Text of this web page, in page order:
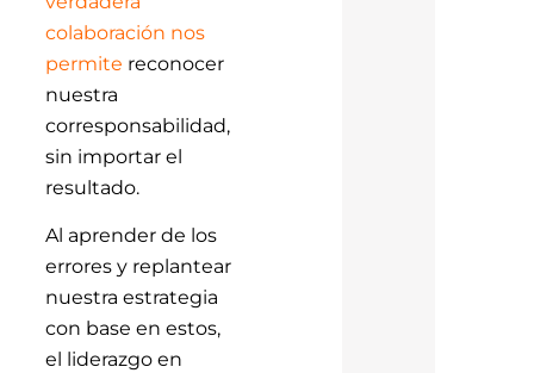
colaboración nos
permite reconocer
nuestra
corresponsabilidad,
sin importar el
resultado.
Al aprender de los
errores y replantear
nuestra estrategia
con base en estos,
el liderazgo en